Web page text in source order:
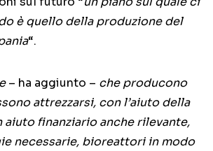
è quello della produzione del
“.
– ha aggiunto – che producono
attrezzarsi, con l’aiuto della
aiuto finanziario anche rilevante,
necessarie, bioreattori in modo